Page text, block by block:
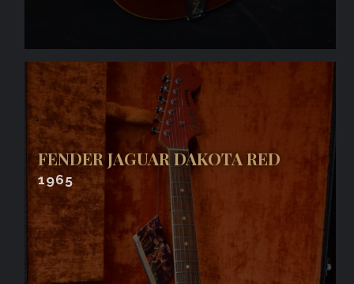
FENDER JAGUAR DAKOTA RED
1965